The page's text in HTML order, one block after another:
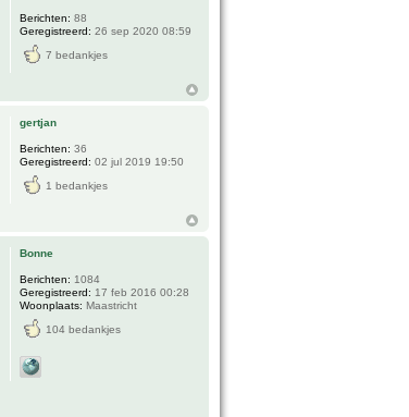
Berichten: 88
Geregistreerd: 26 sep 2020 08:59
7 bedankjes
gertjan
Berichten: 36
Geregistreerd: 02 jul 2019 19:50
1 bedankjes
Bonne
Berichten: 1084
Geregistreerd: 17 feb 2016 00:28
Woonplaats: Maastricht
104 bedankjes